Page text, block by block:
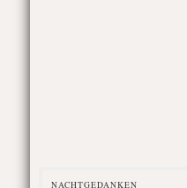
NACHTGEDANKEN